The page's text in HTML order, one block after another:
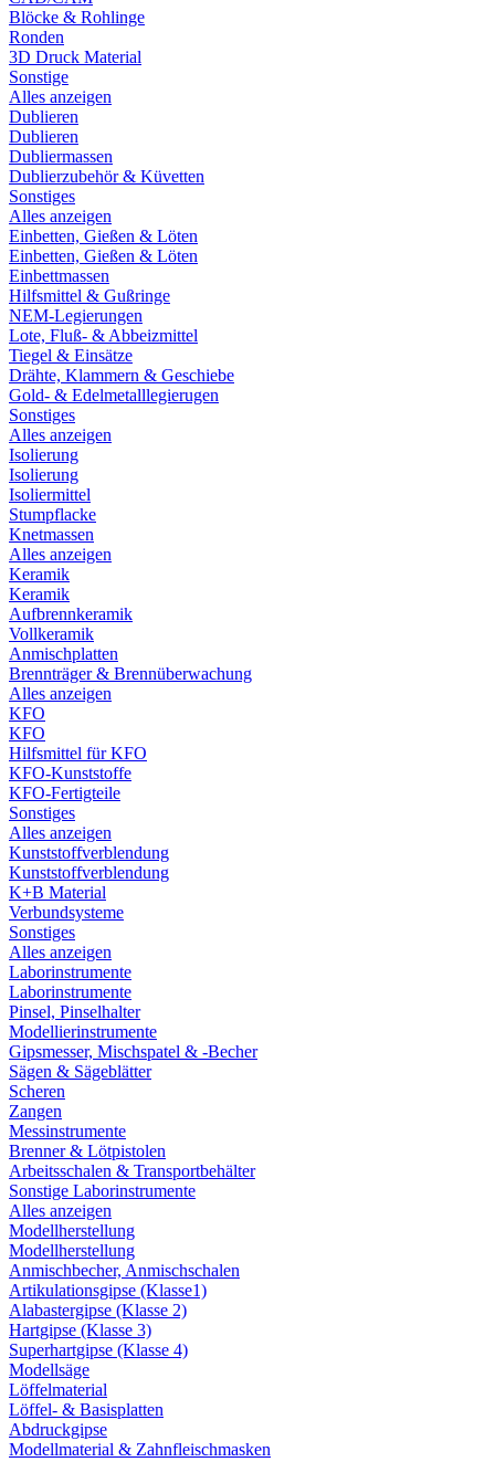
Blöcke & Rohlinge
Ronden
3D Druck Material
Sonstige
Alles anzeigen
Dublieren
Dublieren
Dubliermassen
Dublierzubehör & Küvetten
Sonstiges
Alles anzeigen
Einbetten, Gießen & Löten
Einbetten, Gießen & Löten
Einbettmassen
Hilfsmittel & Gußringe
NEM-Legierungen
Lote, Fluß- & Abbeizmittel
Tiegel & Einsätze
Drähte, Klammern & Geschiebe
Gold- & Edelmetalllegierugen
Sonstiges
Alles anzeigen
Isolierung
Isolierung
Isoliermittel
Stumpflacke
Knetmassen
Alles anzeigen
Keramik
Keramik
Aufbrennkeramik
Vollkeramik
Anmischplatten
Brennträger & Brennüberwachung
Alles anzeigen
KFO
KFO
Hilfsmittel für KFO
KFO-Kunststoffe
KFO-Fertigteile
Sonstiges
Alles anzeigen
Kunststoffverblendung
Kunststoffverblendung
K+B Material
Verbundsysteme
Sonstiges
Alles anzeigen
Laborinstrumente
Laborinstrumente
Pinsel, Pinselhalter
Modellierinstrumente
Gipsmesser, Mischspatel & -Becher
Sägen & Sägeblätter
Scheren
Zangen
Messinstrumente
Brenner & Lötpistolen
Arbeitsschalen & Transportbehälter
Sonstige Laborinstrumente
Alles anzeigen
Modellherstellung
Modellherstellung
Anmischbecher, Anmischschalen
Artikulationsgipse (Klasse1)
Alabastergipse (Klasse 2)
Hartgipse (Klasse 3)
Superhartgipse (Klasse 4)
Modellsäge
Löffelmaterial
Löffel- & Basisplatten
Abdruckgipse
Modellmaterial & Zahnfleischmasken